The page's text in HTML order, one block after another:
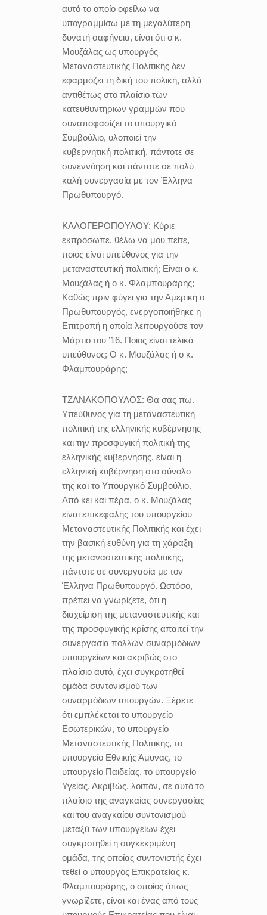
αυτό το οποίο οφείλω να
υπογραμμίσω με τη μεγαλύτερη
δυνατή σαφήνεια, είναι ότι ο κ.
Μουζάλας ως υπουργός
Μεταναστευτικής Πολιτικής δεν
εφαρμόζει τη δική του πολική, αλλά
αντιθέτως στο πλαίσιο των
κατευθυντήριων γραμμών που
συναποφασίζει το υπουργικό
Συμβούλιο, υλοποιεί την
κυβερνητική πολιτική, πάντοτε σε
συνεννόηση και πάντοτε σε πολύ
καλή συνεργασία με τον Έλληνα
Πρωθυπουργό.
ΚΑΛΟΓΕΡΟΠΟΥΛΟΥ: Κύριε
εκπρόσωπε, θέλω να μου πείτε,
ποιος είναι υπεύθυνος για την
μεταναστευτική πολιτική; Είναι ο κ.
Μουζάλας ή ο κ. Φλαμπουράρης;
Καθώς πριν φύγει για την Αμερική ο
Πρωθυπουργός, ενεργοποιήθηκε η
Επιτροπή η οποία λειτουργούσε τον
Μάρτιο του ’16. Ποιος είναι τελικά
υπεύθυνος; Ο κ. Μουζάλας ή ο κ.
Φλαμπουράρης;
ΤΖΑΝΑΚΟΠΟΥΛΟΣ: Θα σας πω.
Υπεύθυνος για τη μεταναστευτική
πολιτική της ελληνικής κυβέρνησης
και την προσφυγική πολιτική της
ελληνικής κυβέρνησης, είναι η
ελληνική κυβέρνηση στο σύνολο
της και το Υπουργικό Συμβούλιο.
Από κει και πέρα, ο κ. Μουζάλας
είναι επικεφαλής του υπουργείου
Μεταναστευτικής Πολιτικής και έχει
την βασική ευθύνη για τη χάραξη
της μεταναστευτικής πολιτικής,
πάντοτε σε συνεργασία με τον
Έλληνα Πρωθυπουργό. Ωστόσο,
πρέπει να γνωρίζετε, ότι η
διαχείριση της μεταναστευτικής και
της προσφυγικής κρίσης απαιτεί την
συνεργασία πολλών συναρμόδιων
υπουργείων και ακριβώς στο
πλαίσιο αυτό, έχει συγκροτηθεί
ομάδα συντονισμού των
συναρμόδιων υπουργών. Ξέρετε
ότι εμπλέκεται το υπουργείο
Εσωτερικών, το υπουργείο
Μεταναστευτικής Πολιτικής, το
υπουργείο Εθνικής Άμυνας, το
υπουργείο Παιδείας, το υπουργείο
Υγείας. Ακριβώς, λοιπόν, σε αυτό το
πλαίσιο της αναγκαίας συνεργασίας
και του αναγκαίου συντονισμού
μεταξύ των υπουργείων έχει
συγκροτηθεί η συγκεκριμένη
ομάδα, της οποίας συντονιστής έχει
τεθεί ο υπουργός Επικρατείας κ.
Φλαμπουράρης, ο οποίος όπως
γνωρίζετε, είναι και ένας από τους